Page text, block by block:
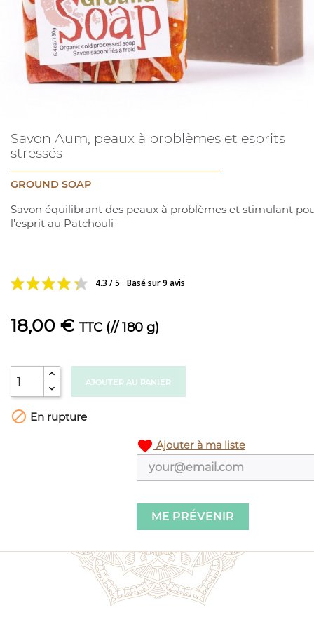
Savon Aum, peaux à problèmes et esprits
stressés
GROUND SOAP
Savon équilibrant des peaux à problèmes et stimulant
l'esprit au Patchouli
4.3 / 5 Basé sur 9 avis
18,00 € TTC (// 180 g)
AJOUTER AU PANIER
 En rupture
favorite Ajouter à ma liste
ME PRÉVENIR